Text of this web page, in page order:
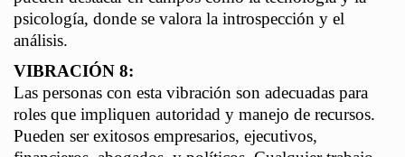
psicología, donde se valora la introspección y el
análisis.
VIBRACIÓN 8:
Las personas con esta vibración son adecuadas para
roles que impliquen autoridad y manejo de recursos.
Pueden ser exitosos empresarios, ejecutivos,